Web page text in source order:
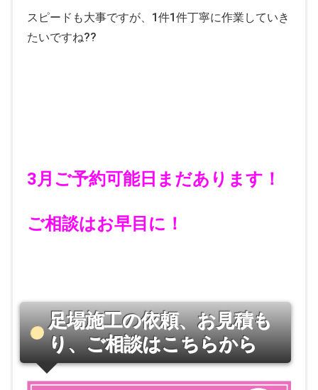
スピードも大事ですが、1件1件丁寧に作業していき
たいですね??
3月ご予約可能日まだあります！
ご相談はお早目に！
足場施工の依頼、お見積も
り、ご相談はこちらから